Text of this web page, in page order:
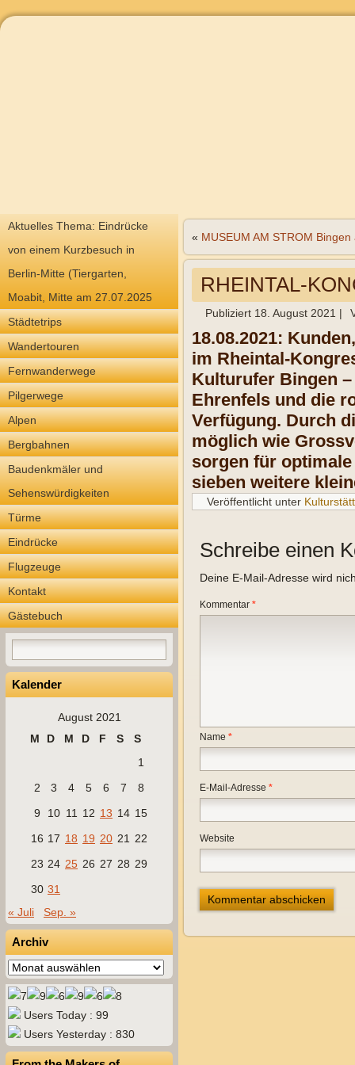
Aktuelles Thema: Eindrücke
von einem Kurzbesuch in
Berlin-Mitte (Tiergarten,
Moabit, Mitte am 27.07.2025
Städtetrips
Wandertouren
Fernwanderwege
Pilgerwege
Alpen
Bergbahnen
Baudenkmäler und
Sehenswürdigkeiten
Türme
Eindrücke
Flugzeuge
Kontakt
Gästebuch
Kalender
August 2021
M
D M D F S
S
1
2
3 4 5 6 7
8
9
10 11 12 13 14 15
16 17 18 19 20 21
22
23 24 25 26 27 28 29
30 31
« Juli
Sep. »
Archiv
Archiv
Users Today : 99
Users Yesterday : 830
« MUSEUM AM STROM Bingen
RHEINTAL-
Publiziert 18. August 2021 |
18.08.2021:
im Rheintal-
Kulturufer Bingen
Ehrenfels und die
Verfügung. Durch
möglich wie
sorgen für
sieben weitere
Veröffentlicht unter
Schreibe einen
Deine E-Mail-Adresse wird
Kommentar *
Name *
E-Mail-Adresse *
Website